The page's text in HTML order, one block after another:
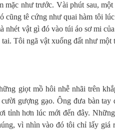
mặc như trước. Vài phút sau, một
cũng tê cứng như quai hàm tôi
nhét vật gì đó vào túi áo sơ mi
Tôi ngã vật xuống đất như một
giọt mồ hôi nhễ nhãi trên
gượng gạo. Ông đưa bàn tay
tỉnh hơn lúc mới đến đây.
vì nhìn vào đó tôi chỉ lấy giá